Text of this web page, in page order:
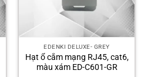
EDENKI DELUXE- GREY
Hạt ổ cắm mạng RJ45, cat6,
màu xám ED-C601-GR